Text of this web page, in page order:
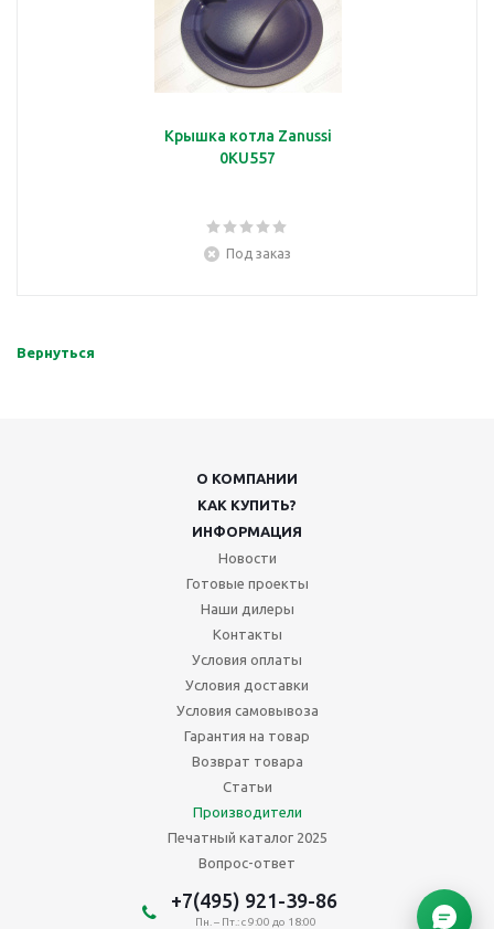
Крышка котла Zanussi
0KU557
Под заказ
Вернуться
О КОМПАНИИ
КАК КУПИТЬ?
ИНФОРМАЦИЯ
Новости
Готовые проекты
Наши дилеры
Контакты
Условия оплаты
Условия доставки
Условия самовывоза
Гарантия на товар
Возврат товара
Статьи
Производители
Печатный каталог 2025
Вопрос-ответ
+7(495) 921-39-86
Пн. – Пт.: с 9:00 до 18:00